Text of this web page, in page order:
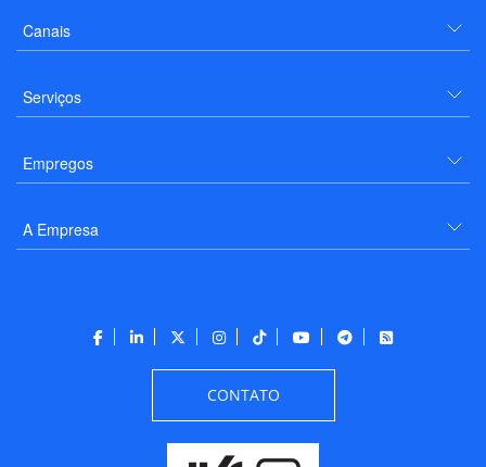
Canais
Serviços
Empregos
A Empresa
CONTATO